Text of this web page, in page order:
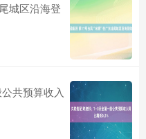
城区沿海登
共预算收入